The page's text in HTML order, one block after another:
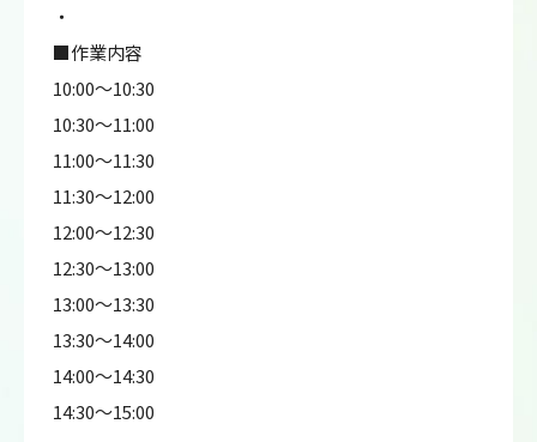
・
■作業内容
10:00～10:30
10:30～11:00
11:00～11:30
11:30～12:00
12:00～12:30
12:30～13:00
13:00～13:30
13:30～14:00
14:00～14:30
14:30～15:00